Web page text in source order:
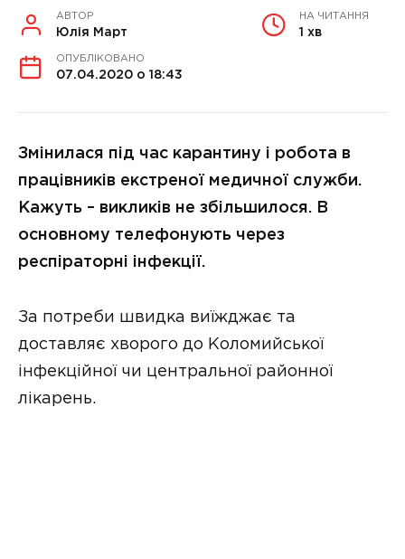
АВТОР
Юлія Март
НА ЧИТАННЯ
1 хв
ОПУБЛІКОВАНО
07.04.2020 о 18:43
Змінилася під час карантину і робота в
працівників екстреної медичної служби.
Кажуть – викликів не збільшилося. В
основному телефонують через
респіраторні інфекції.
За потреби швидка виїжджає та
доставляє хворого до Коломийської
інфекційної чи центральної районної
лікарень.